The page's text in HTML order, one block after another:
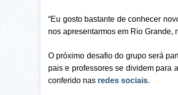
“Eu gosto bastante de conhecer
nos apresentarmos em Rio Grande,
O próximo desafio do grupo será
pais e professores se dividem para
conferido nas redes sociais.